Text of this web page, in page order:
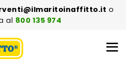
o
al 800 135 974